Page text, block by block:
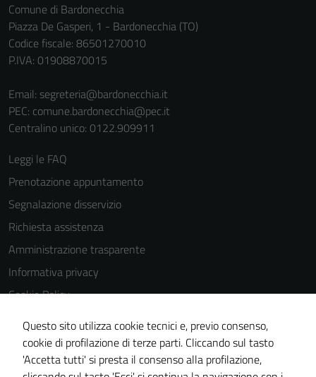
Comune di Bardonecchia
Piazza De Gasperi, 1 - Bardonecchia (TO)
Codice fiscale: 86501270010
P.IVA: 01908870015
Email: segreteria@bardonecchia.it
PEC: comune.bardonecchia@pec.it
Centralino unico: 0122.909911
Leggi le FAQ
Prenotazione appuntamento
Segnalazione disservizio
Richiesta assistenza
Amministrazione trasparente
Informativa privacy
Cookie Policy
Note legali
Dichiarazione di accessibilità
Segnalazioni di inaccessibilità
Questo sito utilizza cookie tecnici e, previo consenso,
cookie di profilazione di terze parti. Cliccando sul tasto
'Accetta tutti' si presta il consenso alla profilazione,
informazioni
anche per la
profilazione.
La
disabilitazione